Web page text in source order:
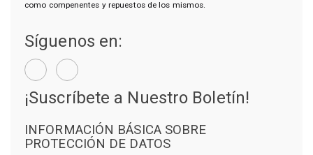
como compenentes y repuestos de los mismos.
Síguenos en:
¡Suscríbete a Nuestro Boletín!
INFORMACIÓN BÁSICA SOBRE
PROTECCIÓN DE DATOS